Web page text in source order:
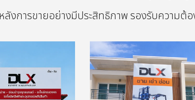
ลังการขายอย่างมีประสิทธิภาพ รองรับความต้